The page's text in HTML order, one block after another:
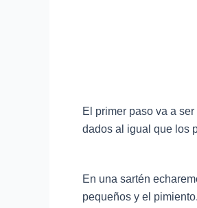
El primer paso va a
dados al igual que los
En una sartén
pequeños y el